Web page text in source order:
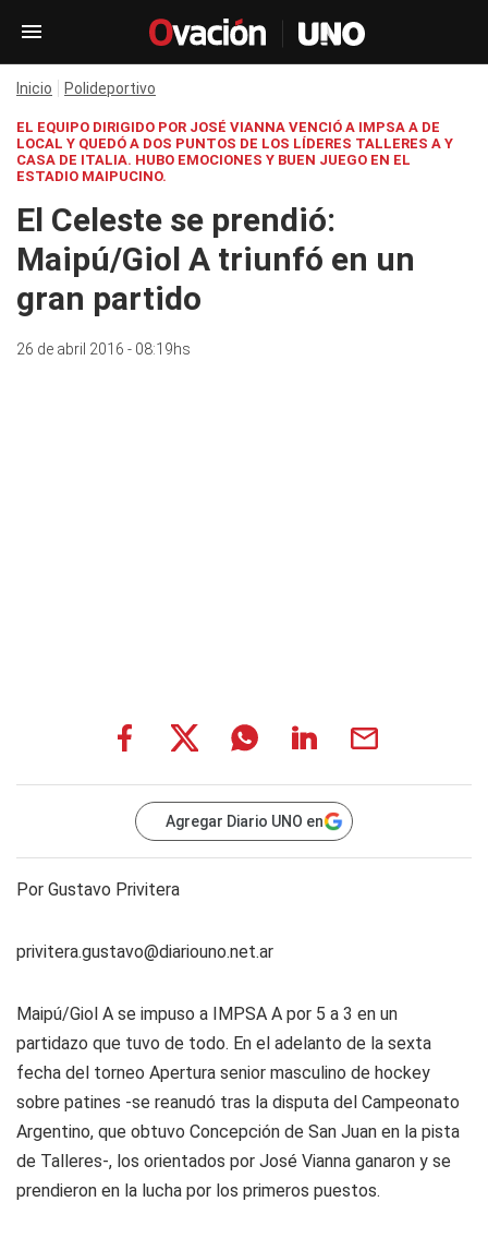
Inicio Polideportivo
EL EQUIPO DIRIGIDO POR JOSÉ VIANNA VENCIÓ A IMPSA A DE
LOCAL Y QUEDÓ A DOS PUNTOS DE LOS LÍDERES TALLERES A Y
CASA DE ITALIA. HUBO EMOCIONES Y BUEN JUEGO EN EL
ESTADIO MAIPUCINO.
El Celeste se prendió:
Maipú/Giol A triunfó en un
gran partido
26 de abril 2016 - 08:19hs
Agregar Diario UNO en
Por Gustavo Privitera
privitera.gustavo@diariouno.net.ar
Maipú/Giol A se impuso a IMPSA A por 5 a 3 en un
partidazo que tuvo de todo. En el adelanto de la sexta
fecha del torneo Apertura senior masculino de hockey
sobre patines -se reanudó tras la disputa del Campeonato
Argentino, que obtuvo Concepción de San Juan en la pista
de Talleres-, los orientados por José Vianna ganaron y se
prendieron en la lucha por los primeros puestos.